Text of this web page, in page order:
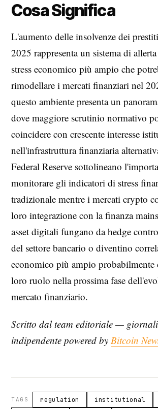
Cosa Significa
L'aumento delle insolvenze dei
2025 rappresenta un sistema di
stress economico più ampio che
rimodellare i mercati finanziari nel
questo ambiente presenta un
dove maggiore scrutinio normativo
coincidere con crescente interesse
nell'infrastruttura finanziaria
Federal Reserve sottolineano
monitorare gli indicatori di stress
tradizionale mentre i mercati crypto
loro integrazione con la finanza
asset digitali fungano da hedge
del settore bancario o diventino
economico più ampio probabilmente
loro ruolo nella prossima fase
mercato finanziario.
Scritto dal team editoriale —
indipendente powered by Bitcoin
TAGS regulation institutional